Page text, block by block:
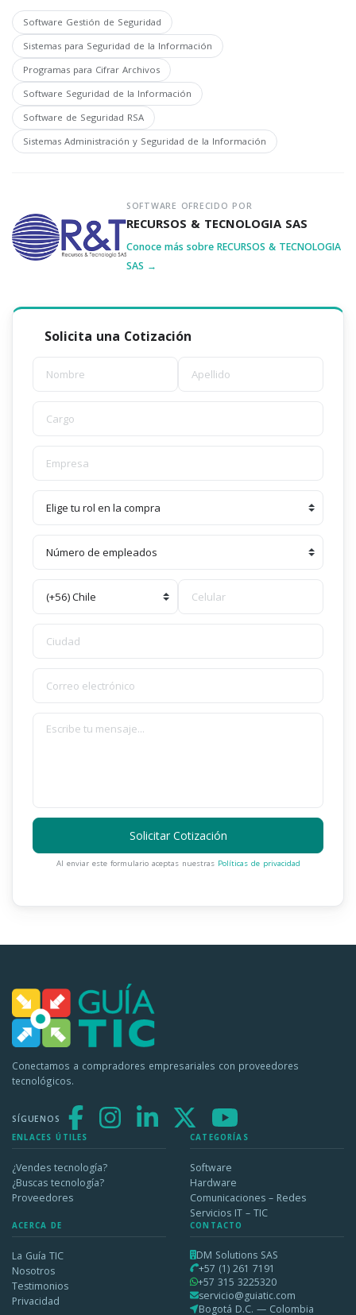
Software Gestión de Seguridad
Sistemas para Seguridad de la Información
Programas para Cifrar Archivos
Software Seguridad de la Información
Software de Seguridad RSA
Sistemas Administración y Seguridad de la Información
SOFTWARE OFRECIDO POR
RECURSOS & TECNOLOGIA SAS
Conoce más sobre RECURSOS & TECNOLOGIA
SAS →
Solicita una Cotización
Al enviar este formulario aceptas nuestras Políticas de privacidad
Solicitar Cotización
Conectamos a compradores empresariales con proveedores
tecnológicos.
SÍGUENOS
ENLACES ÚTILES
¿Vendes tecnología?
¿Buscas tecnología?
Proveedores
CATEGORÍAS
Software
Hardware
Comunicaciones – Redes
Servicios IT – TIC
ACERCA DE
La Guía TIC
Nosotros
Testimonios
Privacidad
CONTACTO
DM Solutions SAS
+57 (1) 261 7191
+57 315 3225320
servicio@guiatic.com
Bogotá D.C. — Colombia